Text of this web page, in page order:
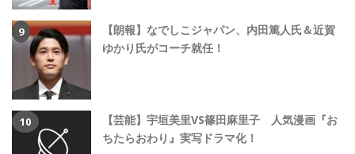
【朗報】なでしこジャパン、内田篤人氏＆近賀
ゆかり氏がコーチ就任！
【芸能】宇垣美里VS篠田麻里子 人気漫画『お
ちたらおわり』実写ドラマ化！